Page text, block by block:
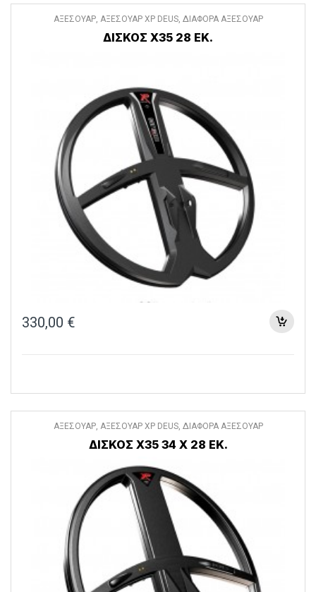
ΑΞΕΣΟΥΑΡ, ΑΞΕΣΟΥΑΡ XP DEUS, ΔΙΑΦΟΡΑ ΑΞΕΣΟΥΑΡ
ΔΙΣΚΟΣ X35 28 ΕΚ.
330,00 €
ΑΞΕΣΟΥΑΡ, ΑΞΕΣΟΥΑΡ XP DEUS, ΔΙΑΦΟΡΑ ΑΞΕΣΟΥΑΡ
ΔΙΣΚΟΣ X35 34 Χ 28 ΕΚ.